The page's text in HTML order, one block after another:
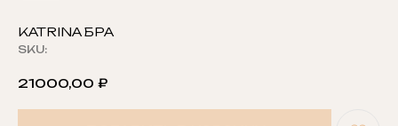
KATRINA БРА
SKU:
21000,00 ₽